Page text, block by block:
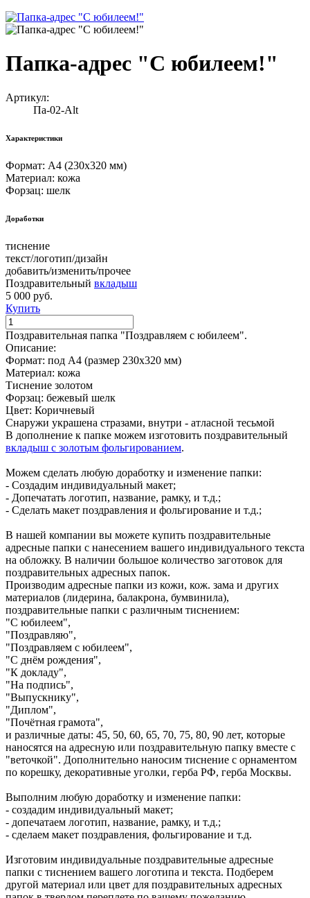
Папка-адрес "С юбилеем!"
Артикул:
Па-02-Alt
Характеристики
Формат: А4 (230х320 мм)
Материал: кожа
Форзац: шелк
Доработки
тиснение
текст/логотип/дизайн
добавить/изменить/прочее
Поздравительный вкладыш
5 000 руб.
Купить
Поздравительная папка "Поздравляем с юбилеем".
Описание:
Формат: под А4 (размер 230х320 мм)
Материал: кожа
Тиснение золотом
Форзац: бежевый шелк
Цвет: Коричневый
Снаружи украшена стразами, внутри - атласной тесьмой
В дополнение к папке можем изготовить поздравительный
вкладыш с золотым фольгированием.
Можем сделать любую доработку и изменение папки:
- Создадим индивидуальный макет;
- Допечатать логотип, название, рамку, и т.д.;
- Сделать макет поздравления и фольгирование и т.д.;
В нашей компании вы можете купить поздравительные
адресные папки с нанесением вашего индивидуального текста
на обложку. В наличии большое количество заготовок для
поздравительных адресных папок.
Производим адресные папки из кожи, кож. зама и других
материалов (лидерина, балакрона, бумвинила),
поздравительные папки с различным тиснением:
"С юбилеем",
"Поздравляю",
"Поздравляем с юбилеем",
"С днём рождения",
"К докладу",
"На подпись",
"Выпускнику",
"Диплом",
"Почётная грамота",
и различные даты: 45, 50, 60, 65, 70, 75, 80, 90 лет, которые
наносятся на адресную или поздравительную папку вместе с
"веточкой". Дополнительно наносим тиснение с орнаментом
по корешку, декоративные уголки, герба РФ, герба Москвы.
Выполним любую доработку и изменение папки:
- создадим индивидуальный макет;
- допечатаем логотип, название, рамку, и т.д.;
- сделаем макет поздравления, фольгирование и т.д.
Изготовим индивидуальные поздравительные адресные
папки с тиснением вашего логотипа и текста. Подберем
другой материал или цвет для поздравительных адресных